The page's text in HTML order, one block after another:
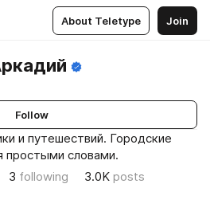
About Teletype Join
Follow
и путешествий. Городские
простыми словами.
3 following 3.0K posts